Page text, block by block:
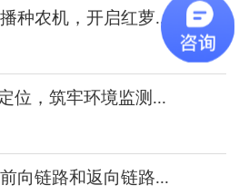
种农机，开启红萝...
位，筑牢环境监测...
向链路和返向链路...